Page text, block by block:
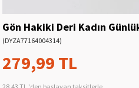
Gön Hakiki Deri Kadın
(DYZA77164004314)
279,99 TL